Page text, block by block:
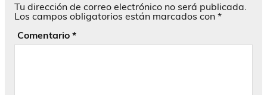
Tu dirección de correo electrónico no será publicada.
Los campos obligatorios están marcados con *
Comentario *